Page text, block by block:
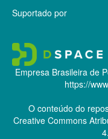
Suportado por
Empresa Brasileira de
https://
O conteúdo do
Creative Commons